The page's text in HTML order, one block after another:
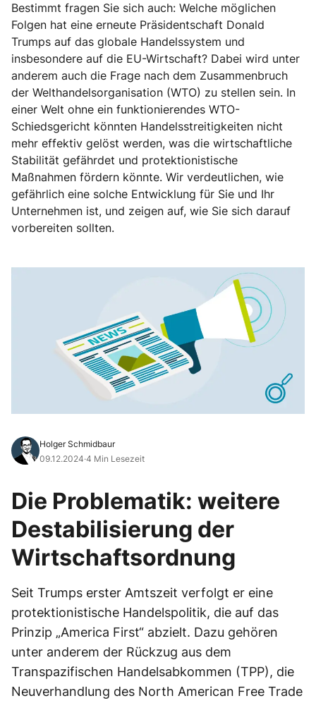
Bestimmt fragen Sie sich auch: Welche möglichen
Folgen hat eine erneute Präsidentschaft Donald
Trumps auf das globale Handelssystem und
insbesondere auf die EU-Wirtschaft? Dabei wird unter
anderem auch die Frage nach dem Zusammenbruch
der Welthandelsorganisation (WTO) zu stellen sein. In
einer Welt ohne ein funktionierendes WTO-
Schiedsgericht könnten Handelsstreitigkeiten nicht
mehr effektiv gelöst werden, was die wirtschaftliche
Stabilität gefährdet und protektionistische
Maßnahmen fördern könnte. Wir verdeutlichen, wie
gefährlich eine solche Entwicklung für Sie und Ihr
Unternehmen ist, und zeigen auf, wie Sie sich darauf
vorbereiten sollten.
Holger Schmidbaur
09.12.2024·4 Min Lesezeit
Die Problematik: weitere
Destabilisierung der
Wirtschaftsordnung
Seit Trumps erster Amtszeit verfolgt er eine
protektionistische Handelspolitik, die auf das
Prinzip „America First“ abzielt. Dazu gehören
unter anderem der Rückzug aus dem
Transpazifischen Handelsabkommen (TPP), die
Neuverhandlung des North American Free Trade